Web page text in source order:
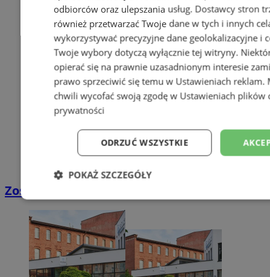
Zostań kierowcą w DPD
odbiorców oraz ulepszania usług. Dostawcy stron
również przetwarzać Twoje dane w tych i innych
wykorzystywać precyzyjne dane geolokalizacyjne i
Twoje wybory dotyczą wyłącznie tej witryny.
opierać się na prawnie uzasadnionym interesie
prawo sprzeciwić się temu w Ustawieniach reklam.
chwili wycofać swoją zgodę w Ustawieniach plików
prywatności
ODRZUĆ WSZYSTKIE
POKAŻ SZCZEGÓŁY
Niezbędne Wydajność
Niesklasyfikowane